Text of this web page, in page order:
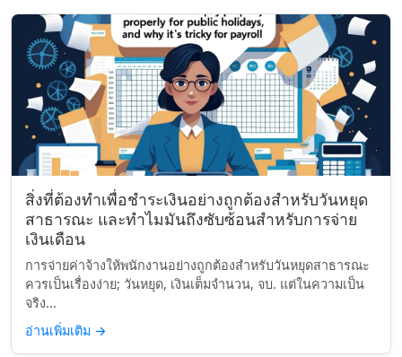
สิ่งที่ต้องทำเพื่อชำระเงินอย่างถูกต้องสำหรับวันหยุด
สาธารณะ และทำไมมันถึงซับซ้อนสำหรับการจ่าย
เงินเดือน
การจ่ายค่าจ้างให้พนักงานอย่างถูกต้องสำหรับวันหยุดสาธารณะ
ควรเป็นเรื่องง่าย; วันหยุด, เงินเต็มจำนวน, จบ. แต่ในความเป็น
จริง...
อ่านเพิ่มเติม →